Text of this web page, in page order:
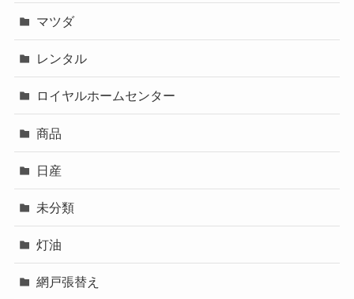
マツダ
レンタル
ロイヤルホームセンター
商品
日産
未分類
灯油
網戸張替え